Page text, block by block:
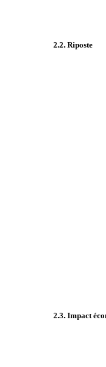
2.2. Riposte
2.3. Impact